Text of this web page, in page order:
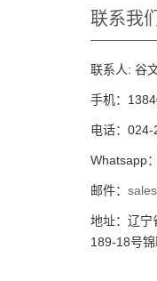
联系我
联系人: 谷
手机：
电话：
Whatsapp：
邮件：
地址：辽宁
189-18号